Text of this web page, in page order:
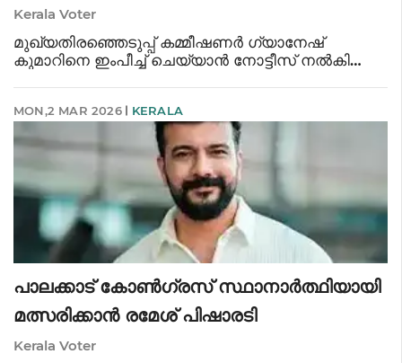
നോട്ടീസ് നൽകി ഇന്ത്യ സഖ്യം
Kerala Voter
മുഖ്യതിരഞ്ഞെടുപ്പ് കമ്മീഷണർ ഗ്യാനേഷ്
കുമാറിനെ ഇംപീച്ച് ചെയ്യാൻ നോട്ടീസ് നൽകി
തിരഞ്ഞെടുപ്പ് കമ്മീഷണറെ നീക്കം ചെയ്യാൻ
MON,2 MAR 2026 KERALA
പാലക്കാട് കോൺഗ്രസ് സ്ഥാനാർത്ഥിയായി
മത്സരിക്കാൻ രമേശ് പിഷാരടി
Kerala Voter